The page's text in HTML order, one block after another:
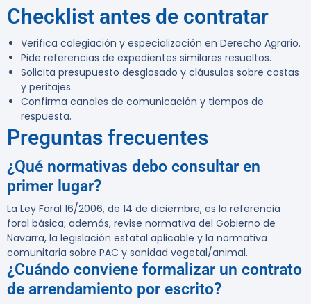
Checklist antes de contratar
Verifica colegiación y especialización en Derecho Agrario.
Pide referencias de expedientes similares resueltos.
Solicita presupuesto desglosado y cláusulas sobre costas
y peritajes.
Confirma canales de comunicación y tiempos de
respuesta.
Preguntas frecuentes
¿Qué normativas debo consultar en
primer lugar?
La Ley Foral 16/2006, de 14 de diciembre, es la referencia
foral básica; además, revise normativa del Gobierno de
Navarra, la legislación estatal aplicable y la normativa
comunitaria sobre PAC y sanidad vegetal/animal.
¿Cuándo conviene formalizar un contrato
de arrendamiento por escrito?